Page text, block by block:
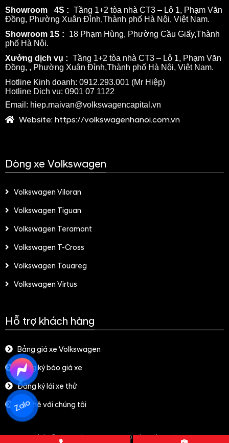
Showroom
4S : Tầng 1+2 tòa nhà CT3 – Lô 1, Phạm Văn
Đồng, Phường Xuân Đỉnh,Thành phố Hà Nội, Việt Nam.
Showroom 1S :
18 Phạm Hùng, Phường Cầu Giấy,Thành
phố Hà Nội.
Xưởng dịch vụ : Tầng 1+2 tòa nhà CT3 – Lô 1, Phạm Văn
Đồng, , Phường Xuân Đỉnh,Thành phố Hà Nội, Việt Nam.
Hotline Kinh doanh: 0912.293.001 (Mr Hiệp)
Hotline Dịch vụ: 0901 07 1122
Email: hiep.maivan@volkswagencapital.vn
Website: https://volkswagenhanoi.com.vn
Dòng xe Volkswagen
Volkswagen Viloran
Volkswagen Tiguan
Volkswagen Teramont
Volkswagen T-Cross
Volkswagen Touareg
Volkswagen Virtus
Hỗ trợ khách hàng
Bảng giá xe Volkswagen
Đăng ký báo giá xe
Đăng ký lái xe thử
Liên hệ với chúng tôi
Copyright© 2021 GianHangVN - Designed ByGianHangVN
Zalo